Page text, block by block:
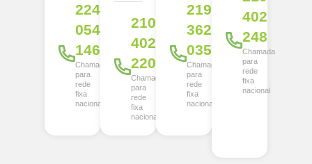
224
054
146
Chamada
para
rede
fixa
nacional
210
402
220
Chamada
para
rede
fixa
nacional
219
362
035
Chamada
para
rede
fixa
nacional
402
248
Chamada
para
rede
fixa
nacional